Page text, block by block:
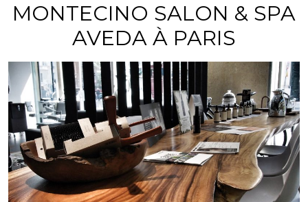
MONTECINO SALON & SPA
AVEDA À PARIS